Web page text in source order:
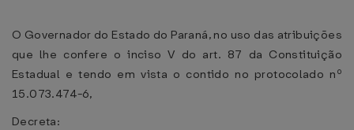
O Governador do Estado do Paraná, no uso das atribuições
que lhe confere o inciso V do art. 87 da Constituição
Estadual e tendo em vista o contido no protocolado nº
15.073.474-6,
Decreta: